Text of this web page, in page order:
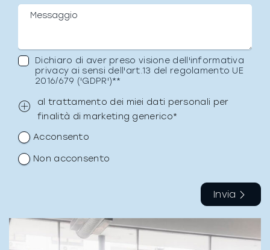
Dichiaro di aver preso visione dell'informativa
privacy ai sensi dell'art.13 del regolamento UE
2016/679 ('GDPR')**
al trattamento dei miei dati personali per
finalità di marketing generico*
Acconsento
Non acconsento
Invia